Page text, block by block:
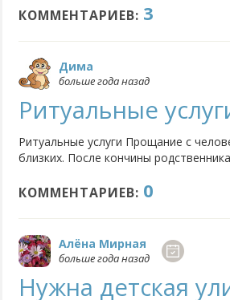
для одежды? Где посмотреть и
КОММЕНТАРИЕВ: 3
Дима
больше года назад
Ритуальные
Ритуальные услуги Прощание с
близких. После кончины
хранить тело до похорон,
КОММЕНТАРИЕВ: 0
Алёна Мирная
больше года назад
Нужна детская